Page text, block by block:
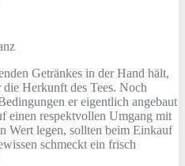
Getränkes in der Hand hält,
Herkunft des Tees. Noch
er eigentlich angebaut
einen respektvollen Umgang mit
Wert legen, sollten beim Einkauf
schmeckt ein frisch